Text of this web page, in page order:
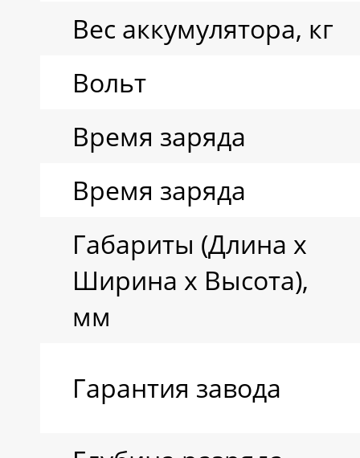
Вес аккумулятора, кг
Вольт
Время заряда
Время заряда
Габариты (Длина х
Ширина х Высота),
мм
Гарантия завода